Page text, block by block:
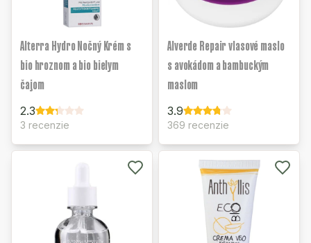
Alterra Hydro Nočný Krém s
bio hroznom a bio bielym
čajom
2.3
3 recenzie
Alverde Repair vlasové maslo
s avokádom a bambuckým
maslom
3.9
369 recenzie